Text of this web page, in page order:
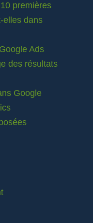
premières
elles dans
Ads
des résultats
Google